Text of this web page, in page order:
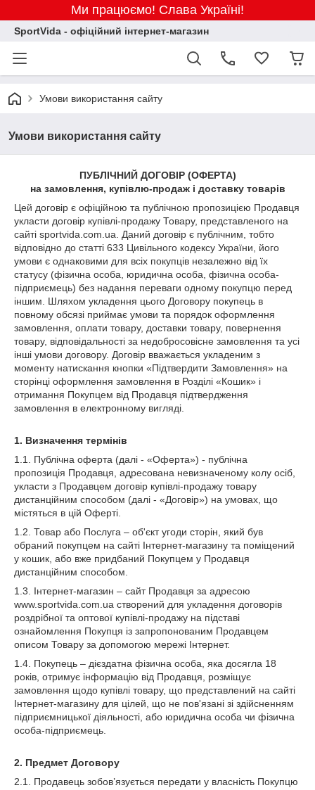
Ми працюємо! Слава Україні!
SportVida - офіційний інтернет-магазин
Умови використання сайту
Умови використання сайту
ПУБЛІЧНИЙ ДОГОВІР (ОФЕРТА)
на замовлення, купівлю-продаж і доставку товарів
Цей договір є офіційною та публічною пропозицією Продавця
укласти договір купівлі-продажу Товару, представленого на
сайті sportvida.com.ua. Даний договір є публічним, тобто
відповідно до статті 633 Цивільного кодексу України, його
умови є однаковими для всіх покупців незалежно від їх
статусу (фізична особа, юридична особа, фізична особа-
підприємець) без надання переваги одному покупцю перед
іншим. Шляхом укладення цього Договору покупець в
повному обсязі приймає умови та порядок оформлення
замовлення, оплати товару, доставки товару, повернення
товару, відповідальності за недобросовісне замовлення та усі
інші умови договору. Договір вважається укладеним з
моменту натискання кнопки «Підтвердити Замовлення» на
сторінці оформлення замовлення в Розділі «Кошик» і
отримання Покупцем від Продавця підтвердження
замовлення в електронному вигляді.
1. Визначення термінів
1.1. Публічна оферта (далі - «Оферта») - публічна
пропозиція Продавця, адресована невизначеному колу осіб,
укласти з Продавцем договір купівлі-продажу товару
дистанційним способом (далі - «Договір») на умовах, що
містяться в цій Оферті.
1.2. Товар або Послуга – об'єкт угоди сторін, який був
обраний покупцем на сайті Інтернет-магазину та поміщений
у кошик, або вже придбаний Покупцем у Продавця
дистанційним способом.
1.3. Інтернет-магазин – сайт Продавця за адресою
www.sportvida.com.ua створений для укладення договорів
роздрібної та оптової купівлі-продажу на підставі
ознайомлення Покупця із запропонованим Продавцем
описом Товару за допомогою мережі Інтернет.
1.4. Покупець – дієздатна фізична особа, яка досягла 18
років, отримує інформацію від Продавця, розміщує
замовлення щодо купівлі товару, що представлений на сайті
Інтернет-магазину для цілей, що не пов'язані зі здійсненням
підприємницької діяльності, або юридична особа чи фізична
особа-підприємець.
2. Предмет Договору
2.1. Продавець зобов’язується передати у власність Покупцю